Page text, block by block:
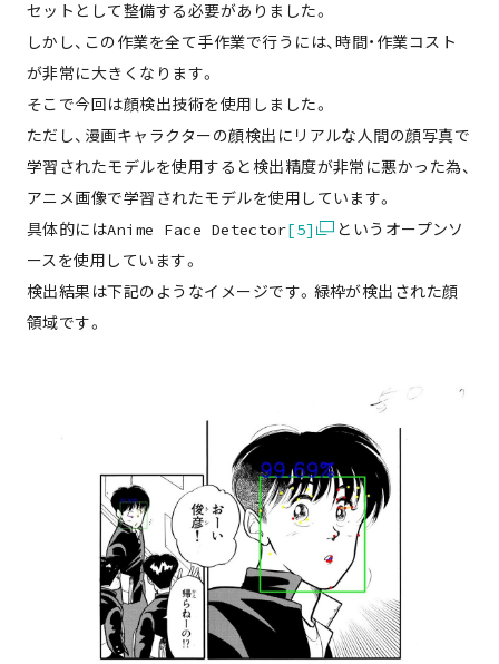
セットとして整備する必要がありました。
しかし、この作業を全て手作業で行うには、時間・作業コスト
が非常に大きくなります。
そこで今回は顔検出技術を使用しました。
ただし、漫画キャラクターの顔検出にリアルな人間の顔写真で
学習されたモデルを使用すると検出精度が非常に悪かった為、
アニメ画像で学習されたモデルを使用しています。
具体的にはAnime Face Detector[5]
というオープンソ
ースを使用しています。
検出結果は下記のようなイメージです。緑枠が検出された顔
領域です。